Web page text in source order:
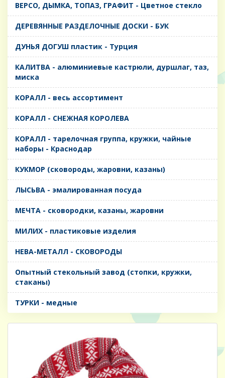
ВЕРСО, ДЫМКА, ТОПАЗ, ГРАФИТ - Цветное стекло
ДЕРЕВЯННЫЕ РАЗДЕЛОЧНЫЕ ДОСКИ - БУК
ДУНЬЯ ДОГУШ пластик - Турция
КАЛИТВА - алюминиевые кастрюли, дуршлаг, таз,
миска
КОРАЛЛ - весь ассортимент
КОРАЛЛ - СНЕЖНАЯ КОРОЛЕВА
КОРАЛЛ - тарелочная группа, кружки, чайные
наборы - Краснодар
КУКМОР (сковороды, жаровни, казаны)
ЛЫСЬВА - эмалированная посуда
МЕЧТА - сковородки, казаны, жаровни
МИЛИХ - пластиковые изделия
НЕВА-МЕТАЛЛ - СКОВОРОДЫ
Опытный стекольный завод (стопки, кружки,
стаканы)
ТУРКИ - медные